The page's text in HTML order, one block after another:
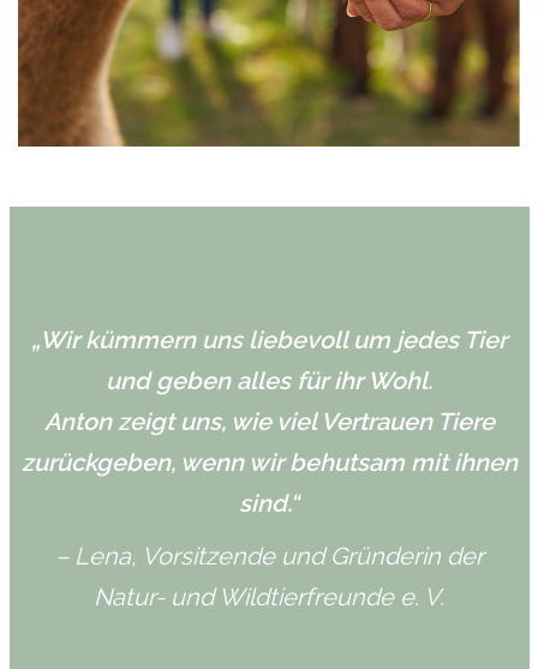
„Wir kümmern uns liebevoll um jedes Tier
und geben alles für ihr Wohl.
Anton zeigt uns, wie viel Vertrauen Tiere
zurückgeben, wenn wir behutsam mit ihnen
sind.“
– Lena, Vorsitzende und Gründerin der
Natur- und Wildtierfreunde e. V.